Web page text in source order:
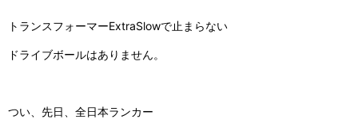
トランスフォーマーExtraSlowで止まらない
ドライブボールはありません。
つい、先日、全日本ランカー